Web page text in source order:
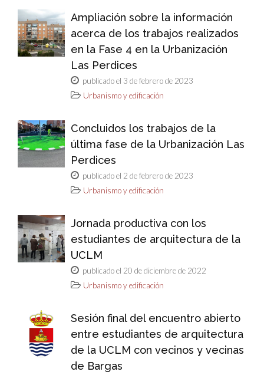
Ampliación sobre la información
acerca de los trabajos realizados
en la Fase 4 en la Urbanización
Las Perdices
publicado el 3 de febrero de 2023
Urbanismo y edificación
Concluidos los trabajos de la
última fase de la Urbanización Las
Perdices
publicado el 2 de febrero de 2023
Urbanismo y edificación
Jornada productiva con los
estudiantes de arquitectura de la
UCLM
publicado el 20 de diciembre de 2022
Urbanismo y edificación
Sesión final del encuentro abierto
entre estudiantes de arquitectura
de la UCLM con vecinos y vecinas
de Bargas